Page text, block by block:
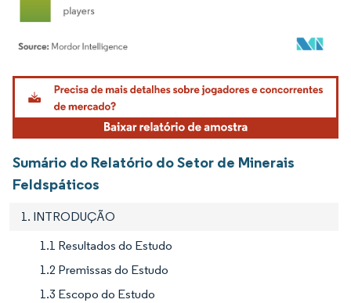
Imagem © Mordor Intelligence. O reuso requer atribuição conforme CC BY 4.0.
Sumário do Relatório do Setor de Minerais
Feldspáticos
1. INTRODUÇÃO
1.1 Resultados do Estudo
1.2 Premissas do Estudo
1.3 Escopo do Estudo